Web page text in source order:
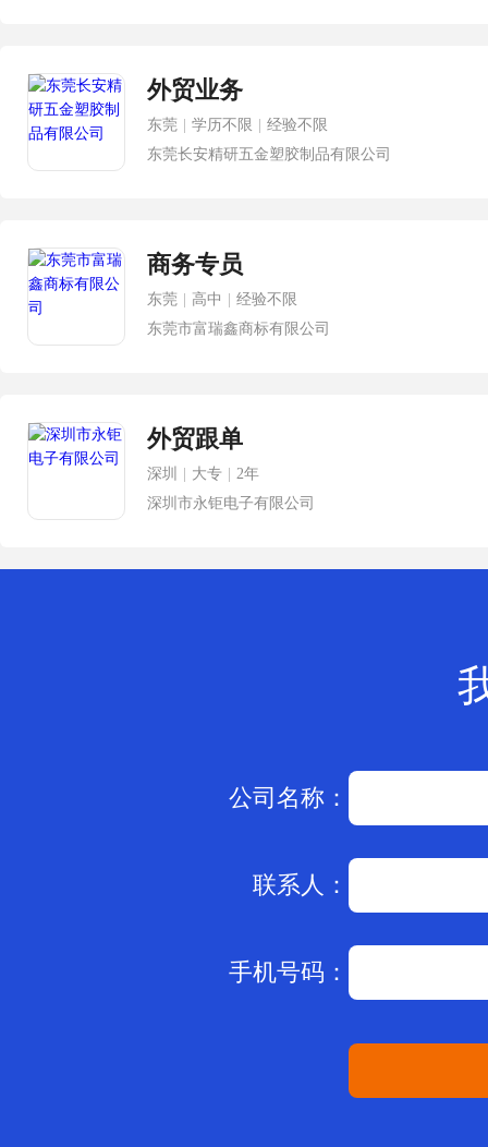
外贸业务
东莞 学历不限
经验不限
东莞长安精研五金塑胶制品有限公司
商务专员
东莞 高中
经验不限
东莞市富瑞鑫商标有限公司
外贸跟单
深圳 大专
2年
深圳市永钜电子有限公司
公司名称：
联系人：
手机号码：